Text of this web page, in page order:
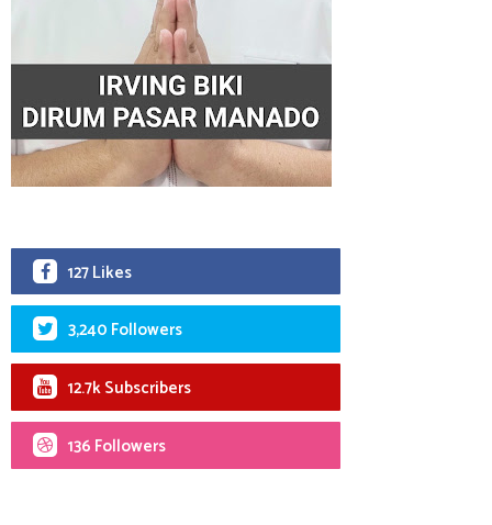
127 Likes
3,240 Followers
12.7k Subscribers
136 Followers